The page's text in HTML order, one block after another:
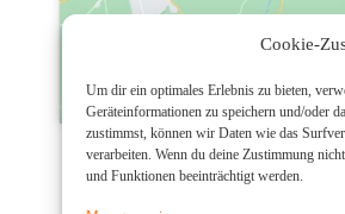
Cookie-
Um dir ein optimales Erlebnis zu bieten,
Geräteinformationen zu speichern und/oder
zustimmst, können wir Daten wie das
verarbeiten. Wenn du deine Zustimmung
und Funktionen beeinträchtigt werden.